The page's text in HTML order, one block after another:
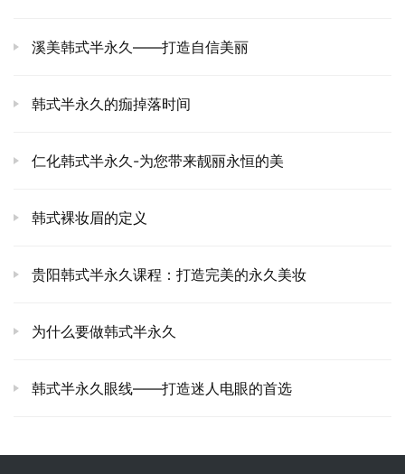
溪美韩式半永久——打造自信美丽
韩式半永久的痂掉落时间
仁化韩式半永久-为您带来靓丽永恒的美
韩式裸妆眉的定义
贵阳韩式半永久课程：打造完美的永久美妆
为什么要做韩式半永久
韩式半永久眼线——打造迷人电眼的首选